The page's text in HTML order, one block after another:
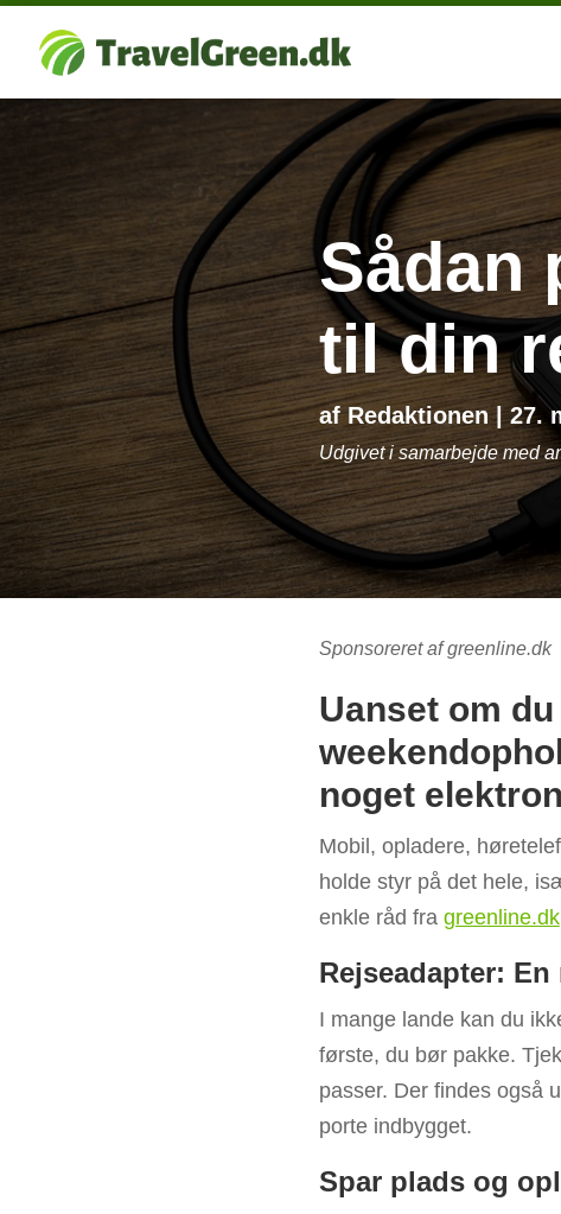
Sådan
til din
afRedaktionen |27.
Udgivet i samarbejde med
Sponsoreret af greenline.dk
Uanset om
noget
Mobil, opladere,
holde styr på det hele,
enkle råd fra greenline.dk
Rejseadapter:
I mange lande kan du
første, du bør pakke.
passer. Der findes også
porte indbygget.
Spar plads og